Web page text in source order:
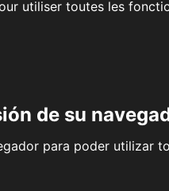
utiliser toutes les
de su
para poder utilizar